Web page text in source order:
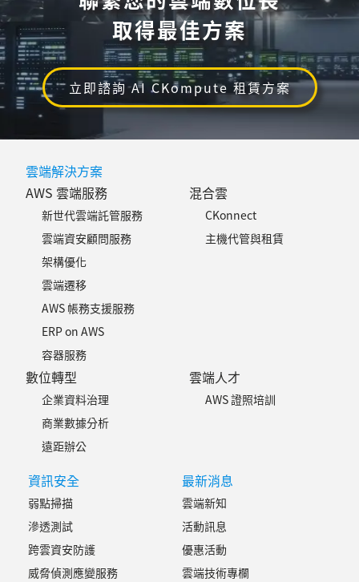
取得最佳方案
立即諮詢 AI CKompute 租賃方案
雲端解決方案
AWS 雲端服務
新世代雲端託管服務
雲端資安顧問服務
架構優化
雲端遷移
AWS 帳務支援服務
ERP on AWS
容器服務
混合雲
CKonnect
主機代管與租賃
數位轉型
企業資料治理
商業數據分析
遠距辦公
雲端人才
AWS 證照培訓
資訊安全
弱點掃描
滲透測試
跨雲資安防護
威脅偵測應變服務
最新消息
雲端新知
活動訊息
優惠活動
雲端技術專欄